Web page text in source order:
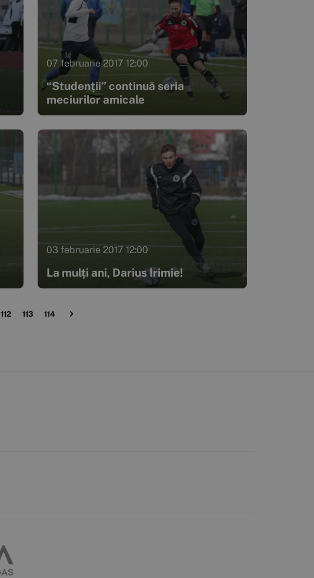
07 februarie 2017 12:00
“Studenții” continuă seria
meciurilor amicale
03 februarie 2017 12:00
La mulți ani, Darius Irimie!
112 113 114